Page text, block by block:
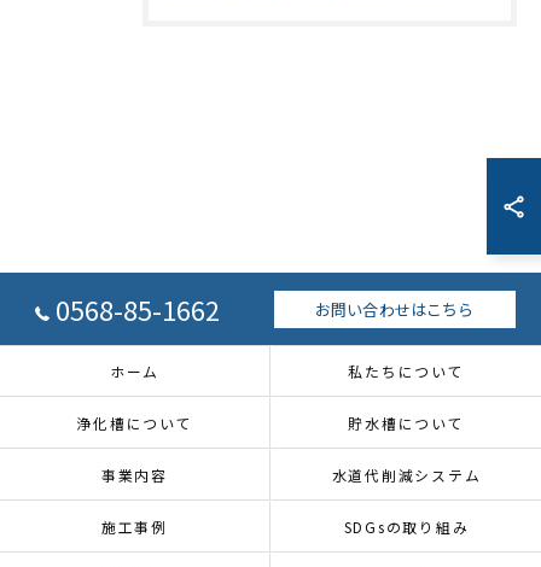
0568-85-1662 お問い合わせはこちら
ホーム 私たちについて
浄化槽について 貯水槽について
事業内容 水道代削減システム
施工事例 SDGsの取り組み